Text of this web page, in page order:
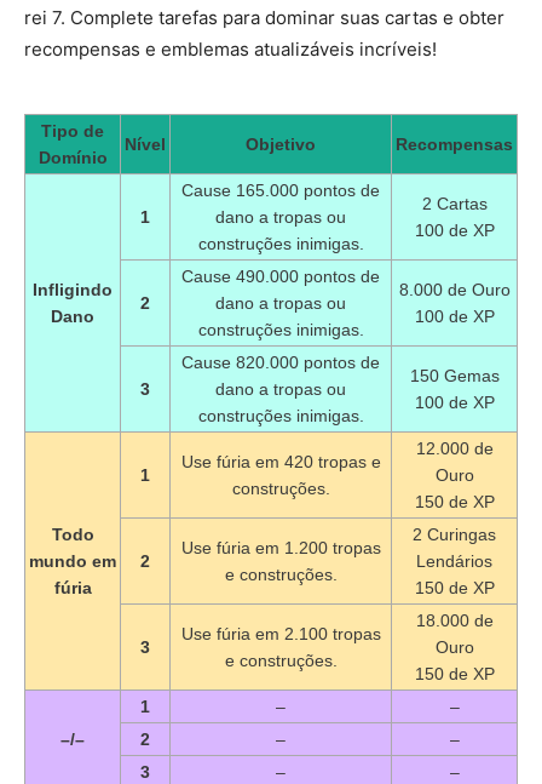
rei 7. Complete tarefas para dominar suas cartas e obter
recompensas e emblemas atualizáveis incríveis!
Tipo de
Domínio
Nível Objetivo Recompensas
Infligindo
Dano
1
Cause 165.000 pontos de
dano a tropas ou
construções inimigas.
2 Cartas
100 de XP
2
Cause 490.000 pontos de
dano a tropas ou
construções inimigas.
8.000 de Ouro
100 de XP
3
Cause 820.000 pontos de
dano a tropas ou
construções inimigas.
150 Gemas
100 de XP
Todo
mundo em
fúria
1
Use fúria em 420 tropas e
construções.
12.000 de
Ouro
150 de XP
2
Use fúria em 1.200 tropas
e construções.
2 Curingas
Lendários
150 de XP
3
Use fúria em 2.100 tropas
e construções.
18.000 de
Ouro
150 de XP
–/–
1 –
–
2
–
–
3
– –